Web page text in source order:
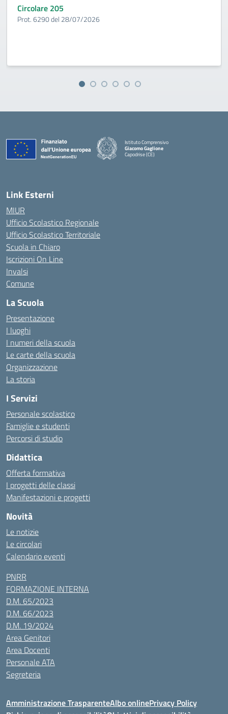
Circolare 205
Prot. 6290 del 28/07/2026
Istituto Comprensivo
Giacomo Gaglione
Capodrise (CE)
— Visita la pagina iniziale della scuola
Link Esterni
MIUR
Ufficio Scolastico Regionale
Ufficio Scolastico Territoriale
Scuola in Chiaro
Iscrizioni On Line
Invalsi
Comune
La Scuola
Presentazione
I luoghi
I numeri della scuola
Le carte della scuola
Organizzazione
La storia
I Servizi
Personale scolastico
Famiglie e studenti
Percorsi di studio
Didattica
Offerta formativa
I progetti delle classi
Manifestazioni e progetti
Novità
Le notizie
Le circolari
Calendario eventi
PNRR
FORMAZIONE INTERNA
D.M. 65/2023
D.M. 66/2023
D.M. 19/2024
Area Genitori
Area Docenti
Personale ATA
Segreteria
Amministrazione TrasparenteAlbo onlinePrivacy Policy